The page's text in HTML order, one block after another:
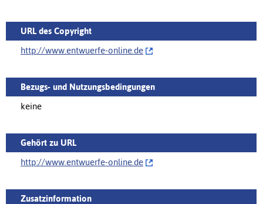
URL des Copyright
http://‌www.entwuerfe-online.de
Bezugs- und Nutzungsbedingungen
keine
Gehört zu URL
http://‌www.entwuerfe-online.de
Zusatzinformation